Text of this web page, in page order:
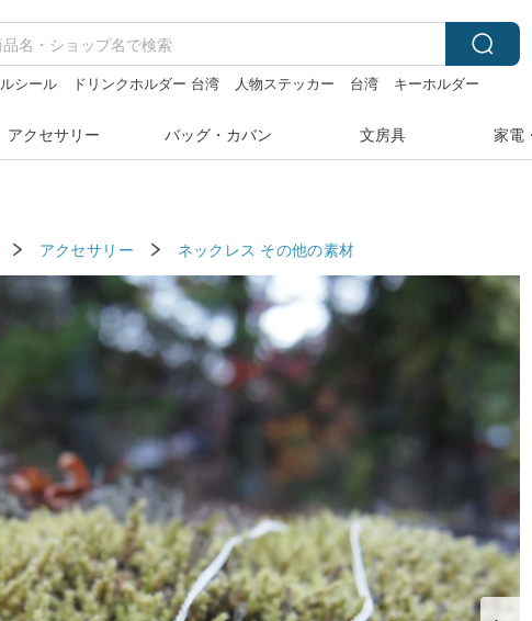
シール ドリンクホルダー 台湾 人物ステッカー 台湾
キーホルダー
アクセサリー バッグ・カバン 文房具 家電
アクセサリー ネックレス その他の素材